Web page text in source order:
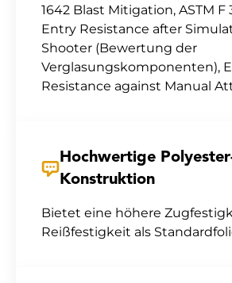
1642 Blast Mitigation, ASTM F
Entry Resistance after
Shooter (Bewertung der
Verglasungskomponenten),
Resistance against Manual
Hochwertige
Konstruktion
Bietet eine höhere
Reißfestigkeit als